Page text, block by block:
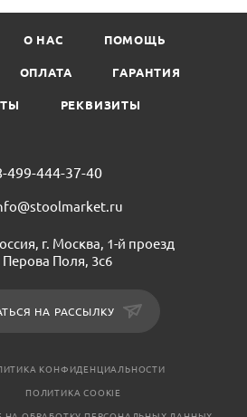
О НАС ПОМОЩЬ
ОПЛАТА ГАРАНТИЯ
РЕКВИЗИТЫ
499-444-37-40
г. Москва, 1-й проезд
Перова Поля, 3с6
НА РАССЫЛКУ
КОНФИДЕНЦИАЛЬНОСТИ
ПОЛИТИКА COOKIE